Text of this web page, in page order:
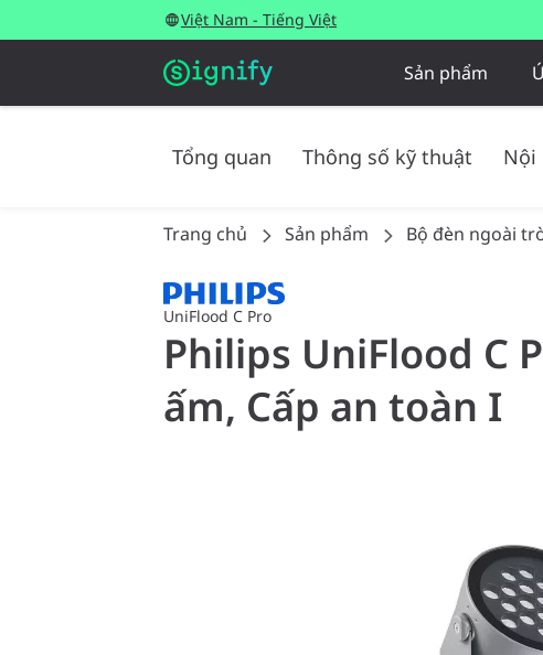
Việt Nam - Tiếng Việt
Sản phẩm
Tổng quan Thông số kỹ thuật Nội
Trang chủ Sản phẩm Bộ đèn ngoài
UniFlood C Pro
Philips UniFlood C
ấm, Cấp an toàn I